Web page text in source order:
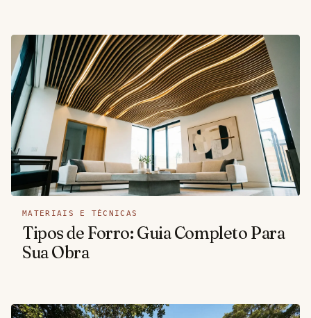
MATERIAIS E TÉCNICAS
Tipos de Forro: Guia Completo Para
Sua Obra